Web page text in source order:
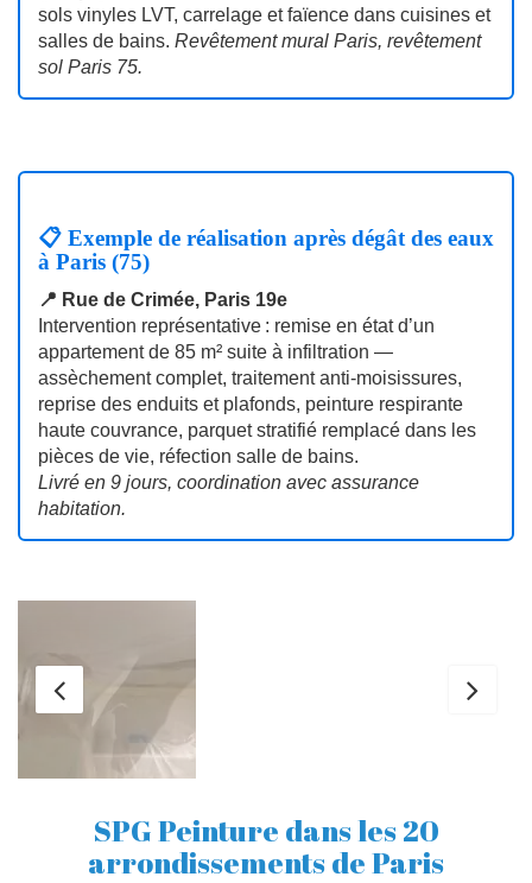
sols vinyles LVT, carrelage et faïence dans cuisines et
salles de bains. Revêtement mural Paris, revêtement
sol Paris 75.
📋 Exemple de réalisation après dégât des eaux
à Paris (75)
📍 Rue de Crimée, Paris 19e
Intervention représentative : remise en état d’un
appartement de 85 m² suite à infiltration —
assèchement complet, traitement anti‑moisissures,
reprise des enduits et plafonds, peinture respirante
haute couvrance, parquet stratifié remplacé dans les
pièces de vie, réfection salle de bains.
Livré en 9 jours, coordination avec assurance
habitation.
SPG Peinture dans les 20
arrondissements de Paris